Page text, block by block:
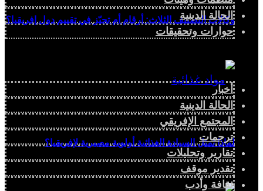
وكالات التصنيف الثلاث: أرقام أم تحيّز في تقييم دول إفريقيا؟
لماذا تمثل السيادة الغذائية أولوية مصيرية لإفريقيا؟
الحالة الدينية
حوارات وتحقيقات
أخبار
الحالة الدينية
المجتمع الإفريقي
ترجمات
تقارير وتحليلات
تقدير موقف
ثقافة وأدب